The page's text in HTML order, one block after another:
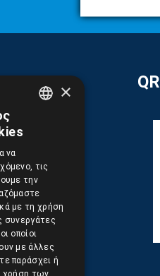
×
να
τις
την
με τη χρήση
συνεργάτες
οποίοι
με άλλες
παράσχει ή
χρήση των